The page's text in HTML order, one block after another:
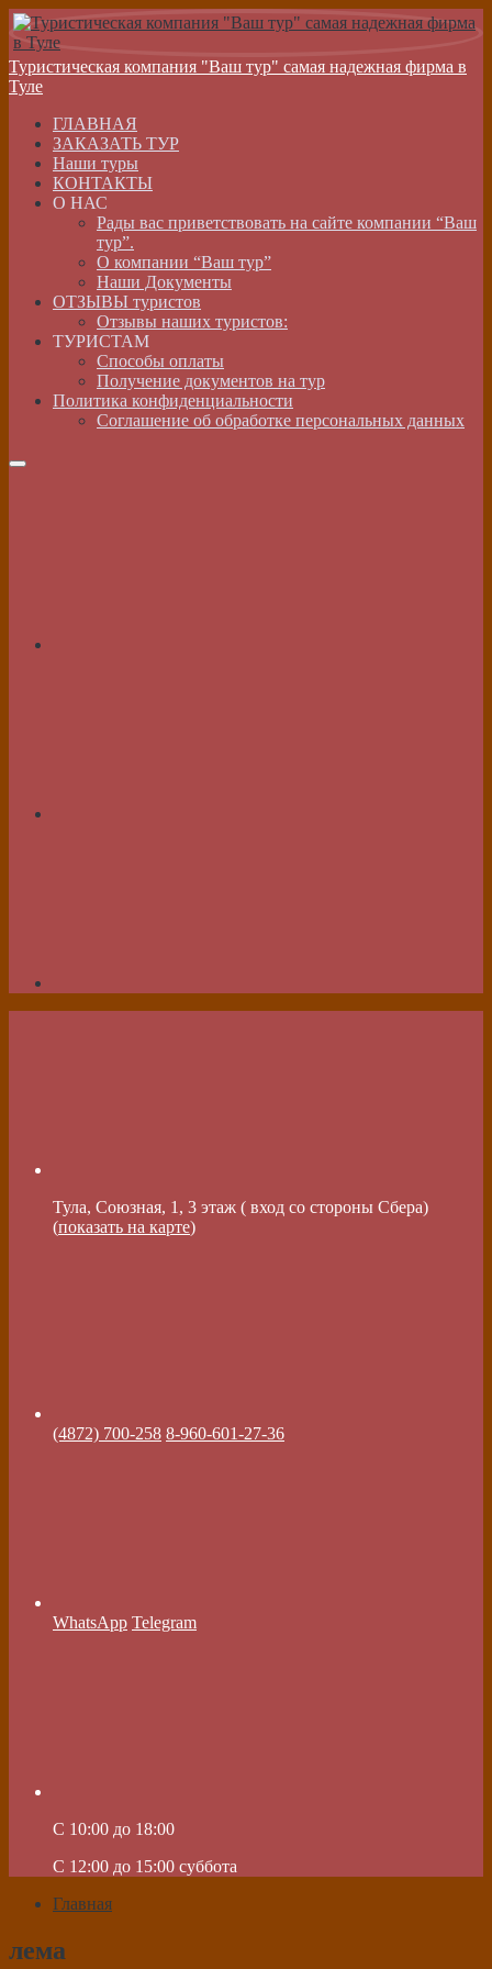
Туристическая компания "Ваш тур" самая надежная фирма в
Туле
ГЛАВНАЯ
ЗАКАЗАТЬ ТУР
Наши туры
КОНТАКТЫ
О НАС
Рады вас приветствовать на сайте компании “Ваш
тур”.
О компании “Ваш тур”
Наши Документы
ОТЗЫВЫ туристов
Отзывы наших туристов:
ТУРИСТАМ
Способы оплаты
Получение документов на тур
Политика конфиденциальности
Соглашение об обработке персональных данных
Тула, Союзная, 1, 3 этаж ( вход со стороны Сбера)
(показать на карте)
(4872) 700-258 8-960-601-27-36
WhatsApp Telegram
C 10:00 до 18:00
C 12:00 до 15:00 суббота
Главная
лема